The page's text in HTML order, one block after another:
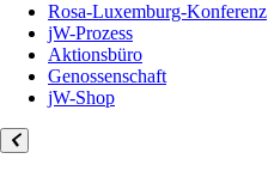
Rosa-Luxemburg-Konferenz
jW-Prozess
Aktionsbüro
Genossenschaft
jW-Shop